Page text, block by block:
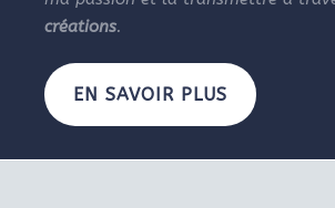
créations.
EN SAVOIR PLUS